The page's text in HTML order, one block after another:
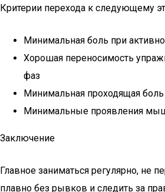
Критерии перехода к следующему
Минимальная боль при
Хорошая переносимость
фаз
Минимальная проходящая
Минимальные проявления
Заключение
Главное заниматься регулярно, не
плавно без рывков и следить за